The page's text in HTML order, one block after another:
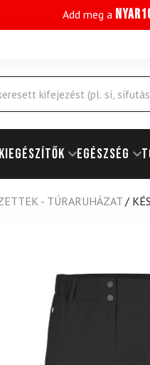
Add meg a
KIEGÉSZÍTŐK EGÉSZSÉG
- TÚRARUHÁZAT /